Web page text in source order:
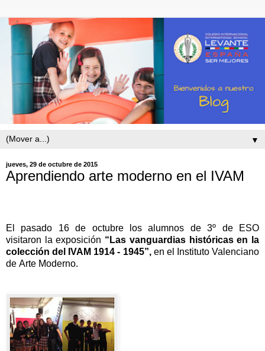
▼
jueves, 29 de octubre de 2015
Aprendiendo arte moderno en el IVAM
El pasado 16 de octubre los alumnos de 3º de ESO
visitaron
la exposición “Las vanguardias históricas en la
colección del IVAM 1914 - 1945”,en el Instituto Valenciano
de Arte Moderno.